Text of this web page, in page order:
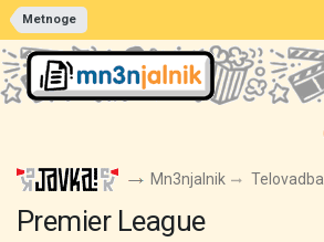
Metnoge
Mn3njalnik Telovadba
Premier League